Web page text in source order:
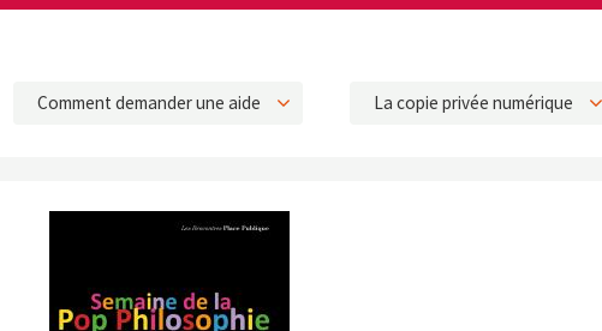
Comment demander une aide La copie privée numérique